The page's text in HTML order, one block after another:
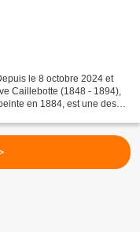
le 8 octobre 2024 et
Caillebotte (1848 - 1894),
en 1884, est une des